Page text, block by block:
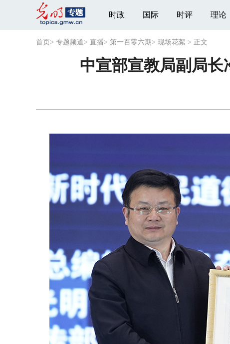
时政 国际 时评 理论
首页 > 专题频道> 直播> 第一百零六期> 现场花絮 > 正文
中宣部宣教局副局